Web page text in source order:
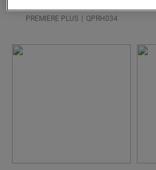
LAMINADOS
PREMIERE PLUS
QPRH034